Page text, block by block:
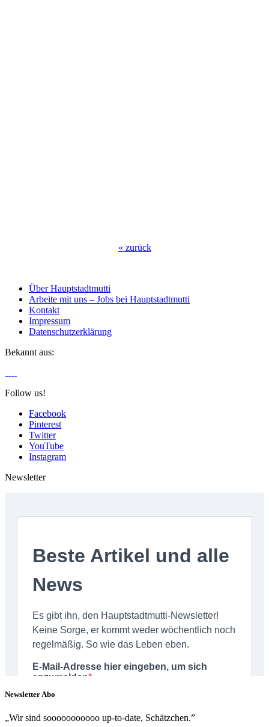
« zurück
Über Hauptstadtmutti
Arbeite mit uns – Jobs bei Hauptstadtmutti
Kontakt
Impressum
Datenschutzerklärung
Bekannt aus:
Follow us!
Facebook
Pinterest
Twitter
YouTube
Instagram
Newsletter
Newsletter Abo
„Wir sind sooooooooooo up-to-date, Schätzchen.”